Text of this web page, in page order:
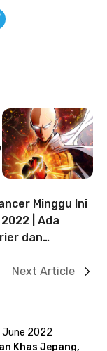
Minggu Ini
| Ada
dan
Next Article
June 2022
Khas Jepang,